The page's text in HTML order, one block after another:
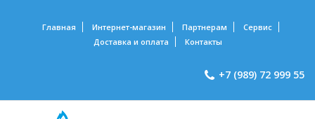
Главная Интернет-магазин Партнерам
Сервис
Доставка и оплата
Контакты
+7 (989) 72 999 55